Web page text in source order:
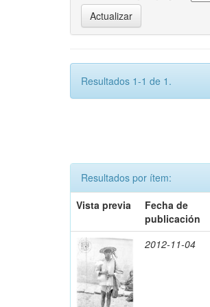
Resultados 1-1 de 1.
Resultados por ítem:
Vista previa
Fecha de
publicación
2012-11-04